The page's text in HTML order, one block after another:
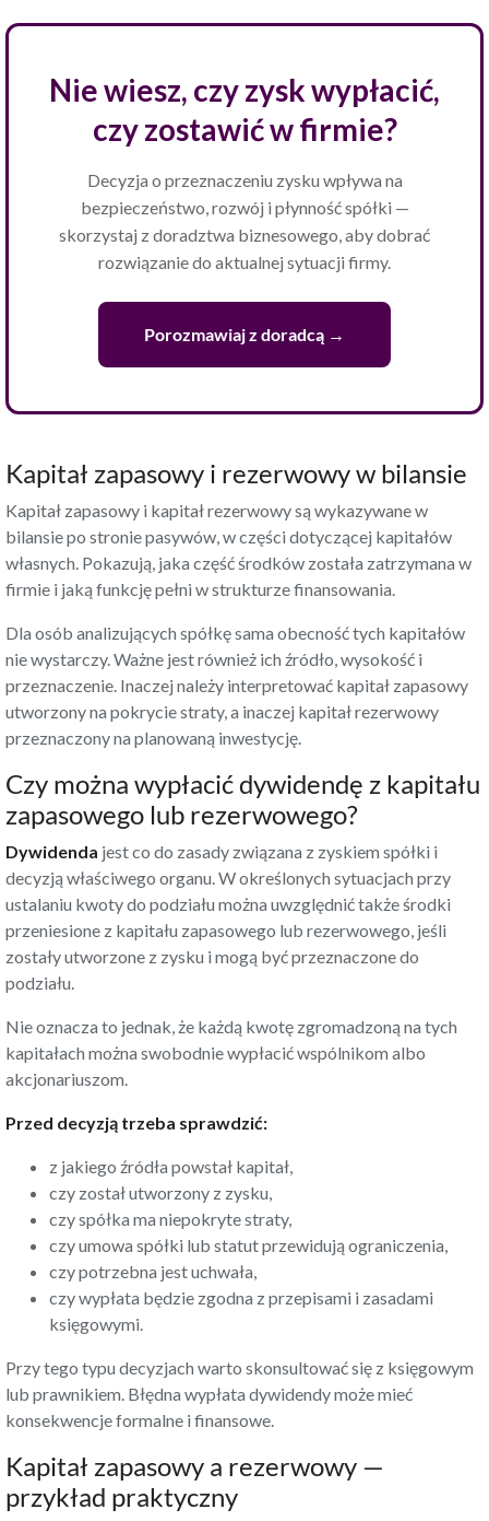
Nie wiesz, czy zysk wypłacić,
czy zostawić w firmie?
Decyzja o przeznaczeniu zysku wpływa na
bezpieczeństwo, rozwój i płynność spółki —
skorzystaj z doradztwa biznesowego, aby dobrać
rozwiązanie do aktualnej sytuacji firmy.
Porozmawiaj z doradcą →
Kapitał zapasowy i rezerwowy w bilansie
Kapitał zapasowy i kapitał rezerwowy są wykazywane w
bilansie po stronie pasywów, w części dotyczącej kapitałów
własnych. Pokazują, jaka część środków została zatrzymana w
firmie i jaką funkcję pełni w strukturze finansowania.
Dla osób analizujących spółkę sama obecność tych kapitałów
nie wystarczy. Ważne jest również ich źródło, wysokość i
przeznaczenie. Inaczej należy interpretować kapitał zapasowy
utworzony na pokrycie straty, a inaczej kapitał rezerwowy
przeznaczony na planowaną inwestycję.
Czy można wypłacić dywidendę z kapitału
zapasowego lub rezerwowego?
Dywidenda jest co do zasady związana z zyskiem spółki i
decyzją właściwego organu. W określonych sytuacjach przy
ustalaniu kwoty do podziału można uwzględnić także środki
przeniesione z kapitału zapasowego lub rezerwowego, jeśli
zostały utworzone z zysku i mogą być przeznaczone do
podziału.
Nie oznacza to jednak, że każdą kwotę zgromadzoną na tych
kapitałach można swobodnie wypłacić wspólnikom albo
akcjonariuszom.
Przed decyzją trzeba sprawdzić:
z jakiego źródła powstał kapitał,
czy został utworzony z zysku,
czy spółka ma niepokryte straty,
czy umowa spółki lub statut przewidują ograniczenia,
czy potrzebna jest uchwała,
czy wypłata będzie zgodna z przepisami i zasadami
księgowymi.
Przy tego typu decyzjach warto skonsultować się z księgowym
lub prawnikiem. Błędna wypłata dywidendy może mieć
konsekwencje formalne i finansowe.
Kapitał zapasowy a rezerwowy —
przykład praktyczny